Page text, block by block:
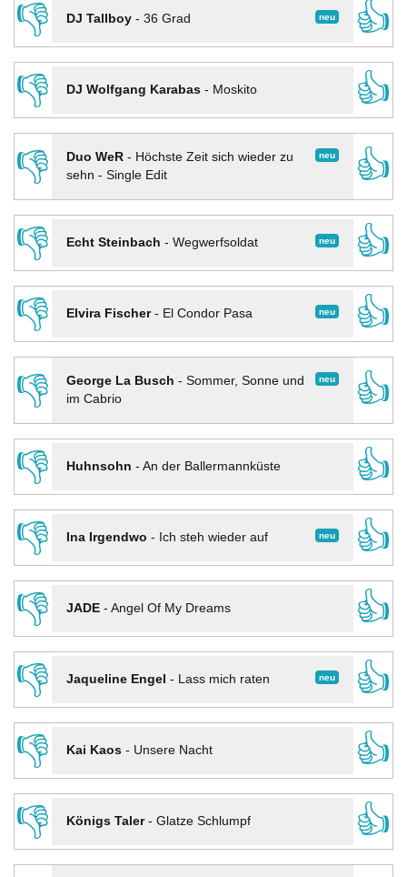
👎 neu
DJ Tallboy- 36 Grad
👍
👎
DJ Wolfgang Karabas- Moskito
👍
👎
neu
Duo WeR- Höchste Zeit sich wieder zu
sehn - Single Edit
👍
👎
neu
Echt Steinbach - Wegwerfsoldat
👍
👎
neu
Elvira Fischer- El Condor Pasa
👍
👎
neu
George La Busch - Sommer, Sonne und
im Cabrio
👍
👎
Huhnsohn - An der Ballermannküste
👍
👎
neu
Ina Irgendwo - Ich steh wieder auf
👍
👎
JADE- Angel Of My Dreams
👍
👎
neu
Jaqueline Engel - Lass mich raten
👍
👎
Kai Kaos- Unsere Nacht
👍
👎
Königs Taler- Glatze Schlumpf
👍